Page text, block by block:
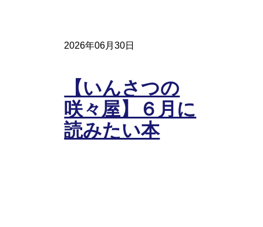
2026年06月30日
【いんさつの
咲々屋】６月に
読みたい本